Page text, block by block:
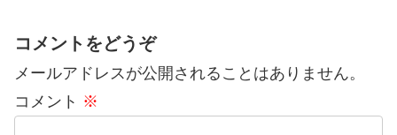
コメントをどうぞ
メールアドレスが公開されることはありません。
コメント ※